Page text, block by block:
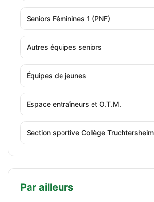
Seniors Féminines 1 (PNF)
Autres équipes seniors
Équipes de jeunes
Espace entraîneurs et O.T.M.
Section sportive Collège Truchtersheim
Par ailleurs